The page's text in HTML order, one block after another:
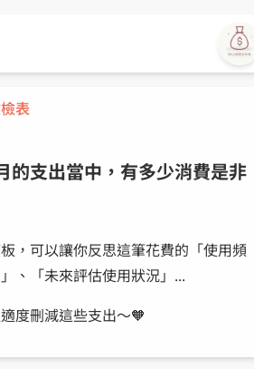
表
的支出當中，有多少消費是非
，可以讓你反思這筆花費的「使用頻
、「未來評估使用狀況」...
度刪減這些支出～🧡